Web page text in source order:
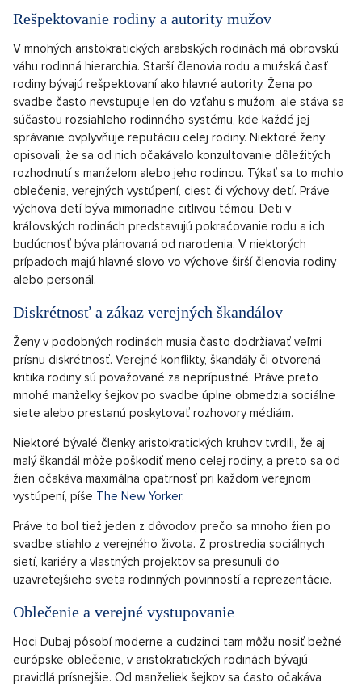
Rešpektovanie rodiny a autority mužov
V mnohých aristokratických arabských rodinách má obrovskú
váhu rodinná hierarchia. Starší členovia rodu a mužská časť
rodiny bývajú rešpektovaní ako hlavné autority. Žena po
svadbe často nevstupuje len do vzťahu s mužom, ale stáva sa
súčasťou rozsiahleho rodinného systému, kde každé jej
správanie ovplyvňuje reputáciu celej rodiny. Niektoré ženy
opisovali, že sa od nich očakávalo konzultovanie dôležitých
rozhodnutí s manželom alebo jeho rodinou. Týkať sa to mohlo
oblečenia, verejných vystúpení, ciest či výchovy detí. Práve
výchova detí býva mimoriadne citlivou témou. Deti v
kráľovských rodinách predstavujú pokračovanie rodu a ich
budúcnosť býva plánovaná od narodenia. V niektorých
prípadoch majú hlavné slovo vo výchove širší členovia rodiny
alebo personál.
Diskrétnosť a zákaz verejných škandálov
Ženy v podobných rodinách musia často dodržiavať veľmi
prísnu diskrétnosť. Verejné konflikty, škandály či otvorená
kritika rodiny sú považované za neprípustné. Práve preto
mnohé manželky šejkov po svadbe úplne obmedzia sociálne
siete alebo prestanú poskytovať rozhovory médiám.
Niektoré bývalé členky aristokratických kruhov tvrdili, že aj
malý škandál môže poškodiť meno celej rodiny, a preto sa od
žien očakáva maximálna opatrnosť pri každom verejnom
vystúpení, píše The New Yorker.
Práve to bol tiež jeden z dôvodov, prečo sa mnoho žien po
svadbe stiahlo z verejného života. Z prostredia sociálnych
sietí, kariéry a vlastných projektov sa presunuli do
uzavretejšieho sveta rodinných povinností a reprezentácie.
Oblečenie a verejné vystupovanie
Hoci Dubaj pôsobí moderne a cudzinci tam môžu nosiť bežné
európske oblečenie, v aristokratických rodinách bývajú
pravidlá prísnejšie. Od manželiek šejkov sa často očakáva